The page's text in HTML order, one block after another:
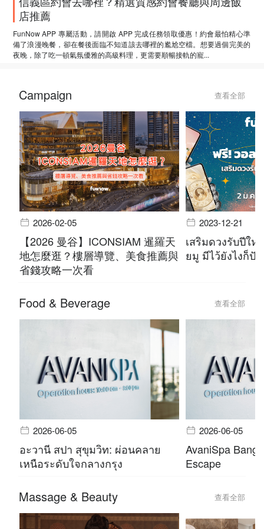
店推薦
FunNow APP 專屬活動，請開啟 APP 完成任務領取優惠！約會最怕精心準
備了浪漫晚餐，卻在餐後面臨不知道該去哪裡的尷尬空檔。想要過個完美的
夜晚，除了吃一頓氣氛優雅的高級料理，更需要順暢接軌的寵...
Campaign 查看全部
2026-02-05
【2026 曼谷】ICONSIAM 暹羅天
地怎麼逛？樓層導覽、美食推薦與
省錢攻略一次看
2023-12-21
เสริมดวงรับปีให
ยมู มีไว้ยังไงก็ปัง!
Food & Beverage 查看全部
2026-06-05
อะวานี สปา สุขุมวิท: ผ่อนคลาย
เหนือระดับใจกลางกรุง
2026-06-05
AvaniSpa
Escape
Massage & Beauty 查看全部